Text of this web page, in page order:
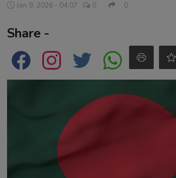
Contact
Jan 9, 2026 - 04:07 0 0
Share -